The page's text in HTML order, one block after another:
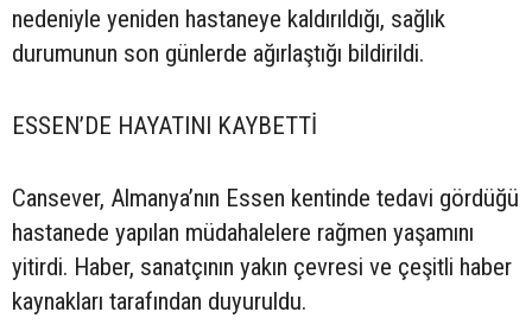
nedeniyle yeniden hastaneye kaldırıldığı, sağlık
durumunun son günlerde ağırlaştığı bildirildi.
ESSEN’DE HAYATINI KAYBETTİ
Cansever, Almanya’nın Essen kentinde tedavi gördüğü
hastanede yapılan müdahalelere rağmen yaşamını
yitirdi. Haber, sanatçının yakın çevresi ve çeşitli haber
kaynakları tarafından duyuruldu.